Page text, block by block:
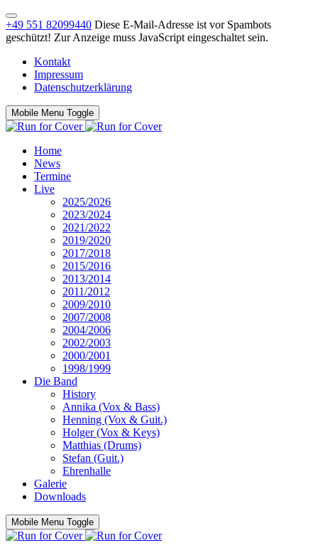
+49 551 82099440 Diese E-Mail-Adresse ist vor Spambots
geschützt! Zur Anzeige muss JavaScript eingeschaltet sein.
Kontakt
Impressum
Datenschutzerklärung
Mobile Menu Toggle
Home
News
Termine
Live
2025/2026
2023/2024
2021/2022
2019/2020
2017/2018
2015/2016
2013/2014
2011/2012
2009/2010
2007/2008
2004/2006
2002/2003
2000/2001
1998/1999
Die Band
History
Annika (Vox & Bass)
Henning (Vox & Guit.)
Holger (Vox & Keys)
Matthias (Drums)
Stefan (Guit.)
Ehrenhalle
Galerie
Downloads
Mobile Menu Toggle